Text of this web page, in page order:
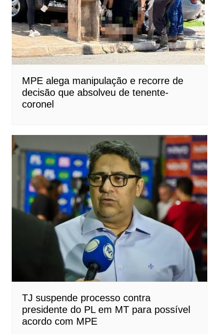
MPE alega manipulação e recorre de
decisão que absolveu de tenente-
coronel
TJ suspende processo contra
presidente do PL em MT para possível
acordo com MPE